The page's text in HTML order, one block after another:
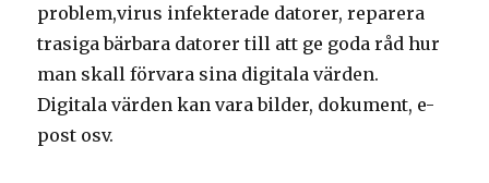
problem,virus infekterade datorer, reparera
trasiga bärbara datorer till att ge goda råd hur
man skall förvara sina digitala värden.
Digitala värden kan vara bilder, dokument, e-
post osv.